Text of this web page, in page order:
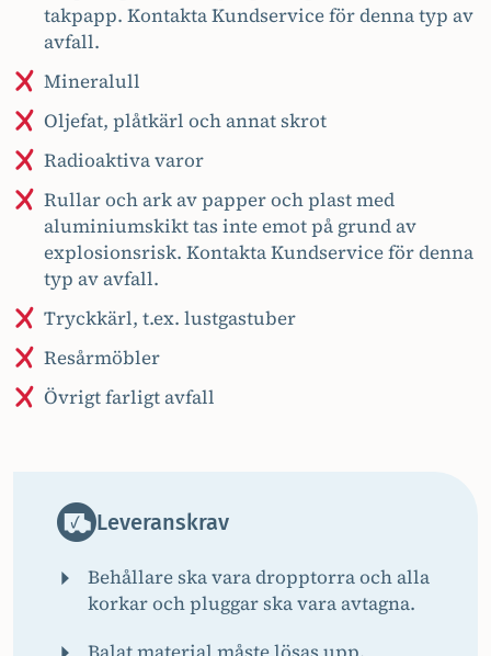
takpapp. Kontakta Kundservice för denna typ av
avfall.
Mineralull
Oljefat, plåtkärl och annat skrot
Radioaktiva varor
Rullar och ark av papper och plast med
aluminiumskikt tas inte emot på grund av
explosionsrisk. Kontakta Kundservice för denna
typ av avfall.
Tryckkärl, t.ex. lustgastuber
Resårmöbler
Övrigt farligt avfall
Leveranskrav
Behållare ska vara dropptorra och alla
korkar och pluggar ska vara avtagna.